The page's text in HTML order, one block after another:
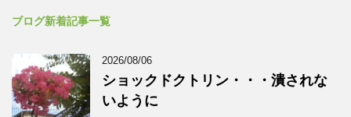
ブログ新着記事一覧
2026/08/06
ショックドクトリン・・・潰されな
いように